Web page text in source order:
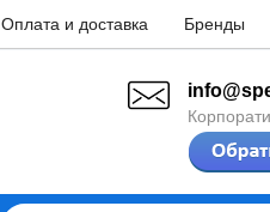
Оплата и доставка Бренды